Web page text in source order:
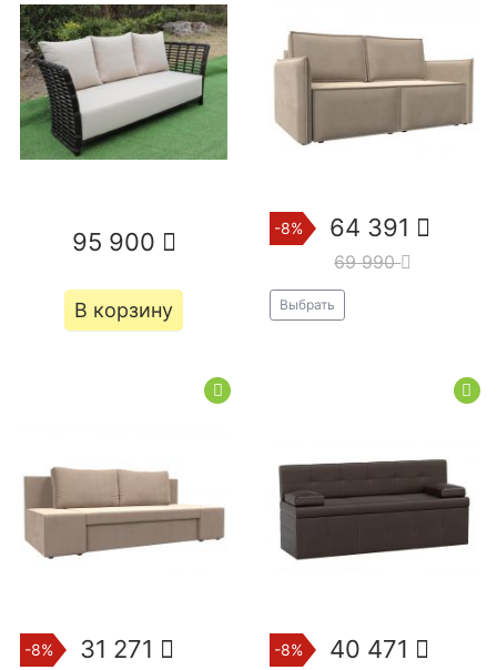
95 900
В корзину
-8% 64 391
69 990
Выбрать
-8% 31 271 -8% 40 471